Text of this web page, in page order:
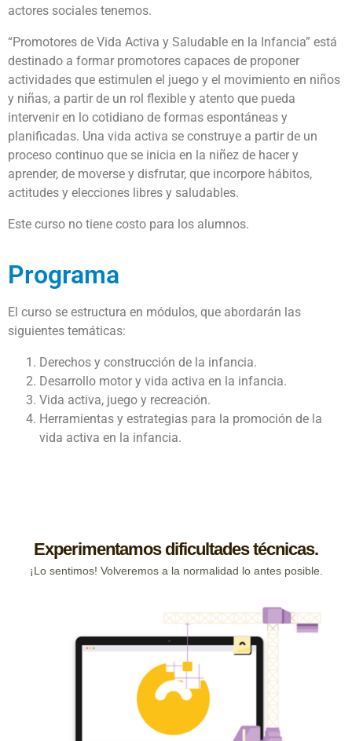
actores sociales tenemos.
“Promotores de Vida Activa y Saludable en la Infancia” está
destinado a formar promotores capaces de proponer
actividades que estimulen el juego y el movimiento en niños
y niñas, a partir de un rol flexible y atento que pueda
intervenir en lo cotidiano de formas espontáneas y
planificadas. Una vida activa se construye a partir de un
proceso continuo que se inicia en la niñez de hacer y
aprender, de moverse y disfrutar, que incorpore hábitos,
actitudes y elecciones libres y saludables.
Este curso no tiene costo para los alumnos.
Programa
El curso se estructura en módulos, que abordarán las
siguientes temáticas:
Derechos y construcción de la infancia.
Desarrollo motor y vida activa en la infancia.
Vida activa, juego y recreación.
Herramientas y estrategias para la promoción de la
vida activa en la infancia.